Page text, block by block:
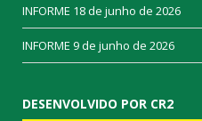
INFORME 18 de junho de 2026
INFORME 9 de junho de 2026
DESENVOLVIDO POR CR2